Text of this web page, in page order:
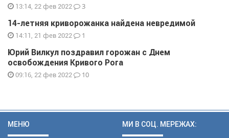
13:14, 22 фев 2022 3
14-летняя криворожанка найдена невредимой
14:11, 21 фев 2022 1
Юрий Вилкул поздравил горожан с Днем
освобождения Кривого Рога
09:16, 22 фев 2022 10
МЕНЮ МИ В СОЦ. МЕРЕЖАХ: